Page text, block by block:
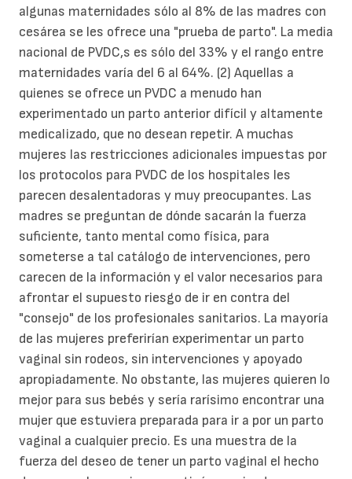
algunas maternidades sólo al 8% de las madres con
cesárea se les ofrece una "prueba de parto". La media
nacional de PVDC,s es sólo del 33% y el rango entre
maternidades varía del 6 al 64%. (2) Aquellas a
quienes se ofrece un PVDC a menudo han
experimentado un parto anterior difícil y altamente
medicalizado, que no desean repetir. A muchas
mujeres las restricciones adicionales impuestas por
los protocolos para PVDC de los hospitales les
parecen desalentadoras y muy preocupantes. Las
madres se preguntan de dónde sacarán la fuerza
suficiente, tanto mental como física, para
someterse a tal catálogo de intervenciones, pero
carecen de la información y el valor necesarios para
afrontar el supuesto riesgo de ir en contra del
"consejo" de los profesionales sanitarios. La mayoría
de las mujeres preferirían experimentar un parto
vaginal sin rodeos, sin intervenciones y apoyado
apropiadamente. No obstante, las mujeres quieren lo
mejor para sus bebés y sería rarísimo encontrar una
mujer que estuviera preparada para ir a por un parto
vaginal a cualquier precio. Es una muestra de la
fuerza del deseo de tener un parto vaginal el hecho